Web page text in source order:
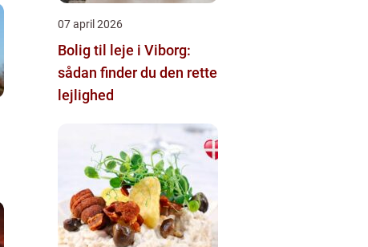
07 april 2026
Bolig til leje i Viborg:
sådan finder du den rette
lejlighed